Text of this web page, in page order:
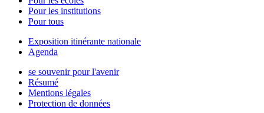
Pour les institutions
Pour tous
Exposition itinérante nationale
Agenda
se souvenir pour l'avenir
Résumé
Mentions légales
Protection de données